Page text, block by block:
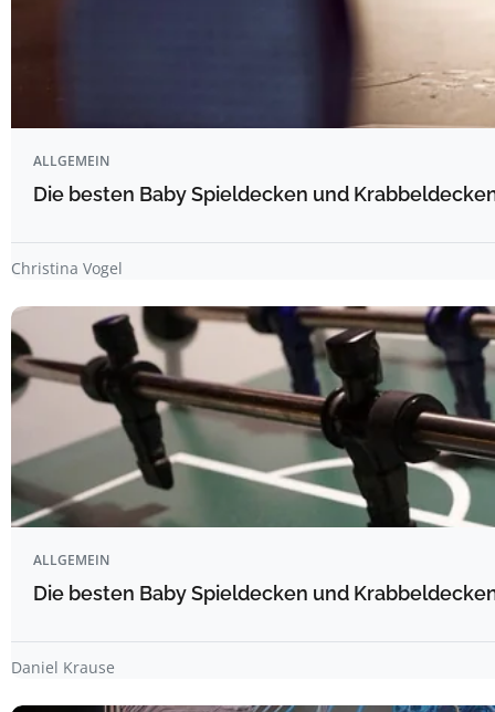
ALLGEMEIN
Die besten Baby Spieldecken und
Christina Vogel
ALLGEMEIN
Die besten Baby Spieldecken und
Daniel Krause